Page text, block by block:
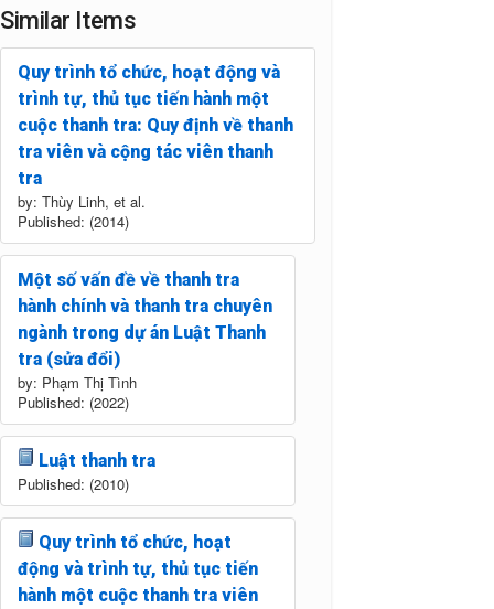
Similar Items
Quy trình tổ chức, hoạt động và
trình tự, thủ tục tiến hành một
cuộc thanh tra: Quy định về thanh
tra viên và cộng tác viên thanh
tra
by: Thùy Linh, et al.
Published: (2014)
Một số vấn đề về thanh tra
hành chính và thanh tra chuyên
ngành trong dự án Luật Thanh
tra (sửa đổi)
by: Phạm Thị Tình
Published: (2022)
Luật thanh tra
Published: (2010)
Quy trình tổ chức, hoạt
động và trình tự, thủ tục tiến
hành một cuộc thanh tra viên